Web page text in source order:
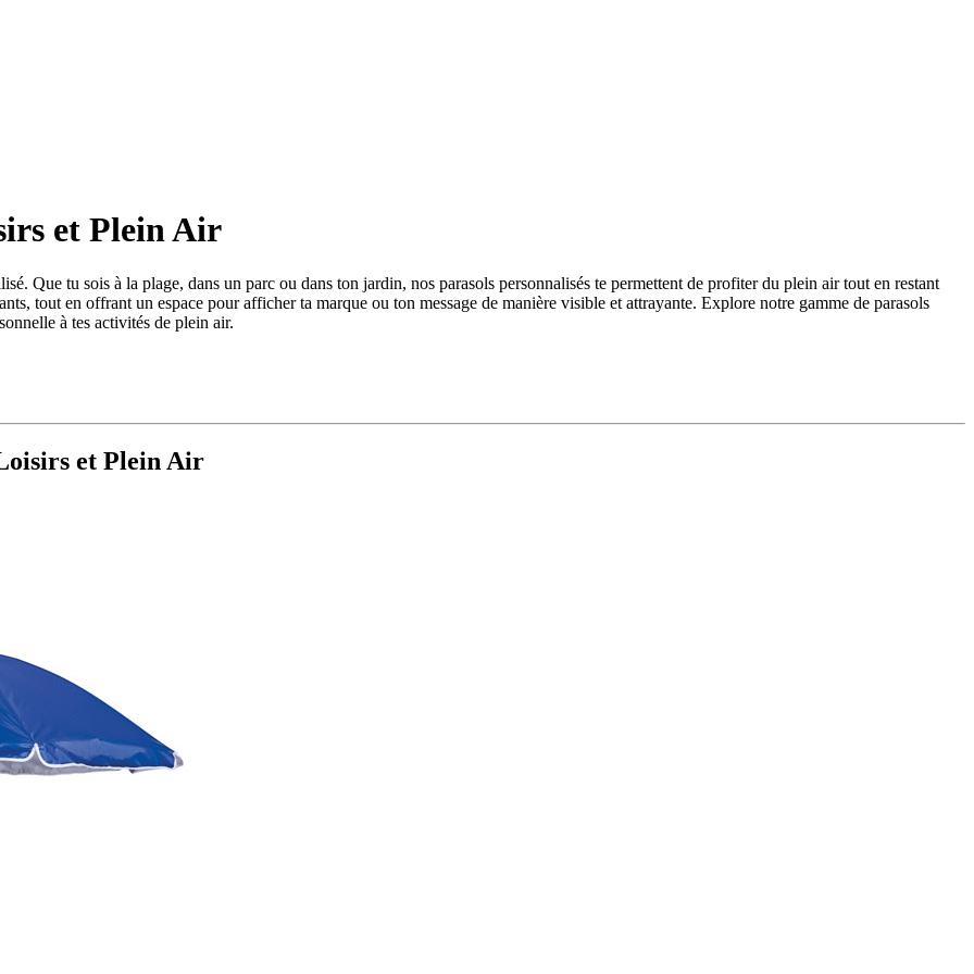
et Plein Air
Que tu sois à la plage, dans un parc ou dans ton jardin, nos parasols personnalisés te permettent de profiter du plein air tout en restant
tout en offrant un espace pour afficher ta marque ou ton message de manière visible et attrayante. Explore notre gamme de parasols
à tes activités de plein air.
et Plein Air